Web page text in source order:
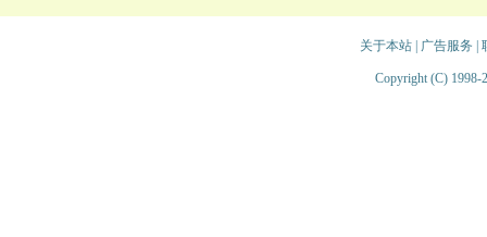
关于本站| 广告服务
Copyright (C) 1998-